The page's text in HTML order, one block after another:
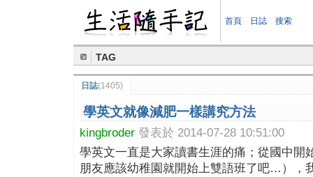
首頁 日誌 搜索
TAG
日誌(1405)
學英文就像減肥一樣講究方法
kingbroder 發表於 2014-07-28 10:51:00
學英文一直是大家讀書生涯的痛；從國中開
朋友應該幼稚園就開始上雙語班了吧…），